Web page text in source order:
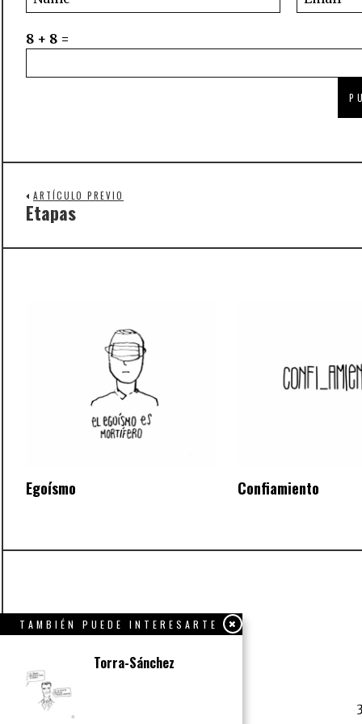
8 + 8 =
ARTÍCULO PREVIO
Previous
Etapas
Egoísmo Confiamiento
TAMBIÉN PUEDE INTERESARTE
Torra-Sánchez